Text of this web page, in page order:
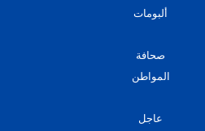
ألبومات
صحافة
المواطن
عاجل